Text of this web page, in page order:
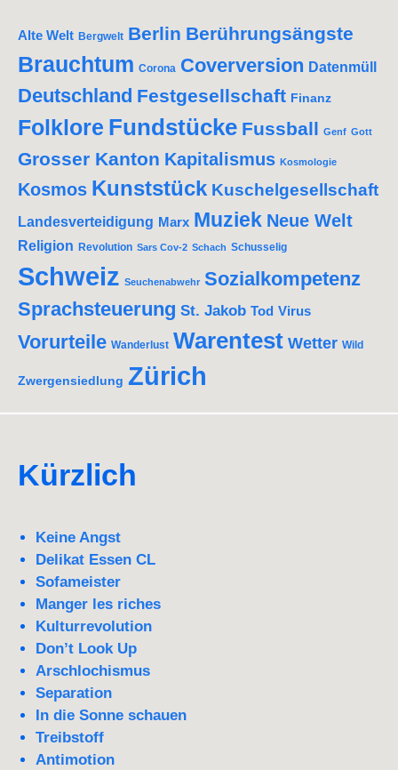
Alte Welt Bergwelt Berlin Berührungsängste
Brauchtum Corona Coverversion Datenmüll
Deutschland Festgesellschaft Finanz
Folklore Fundstücke Fussball Genf Gott
Grosser Kanton Kapitalismus Kosmologie
Kosmos Kunststück Kuschelgesellschaft
Landesverteidigung Marx Muziek Neue Welt
Religion Revolution Sars Cov-2 Schach Schusselig
Schweiz Seuchenabwehr Sozialkompetenz
Sprachsteuerung St. Jakob Tod Virus
Vorurteile Wanderlust Warentest Wetter Wild
Zwergensiedlung Zürich
Kürzlich
Keine Angst
Delikat Essen CL
Sofameister
Manger les riches
Kulturrevolution
Don’t Look Up
Arschlochismus
Separation
In die Sonne schauen
Treibstoff
Antimotion